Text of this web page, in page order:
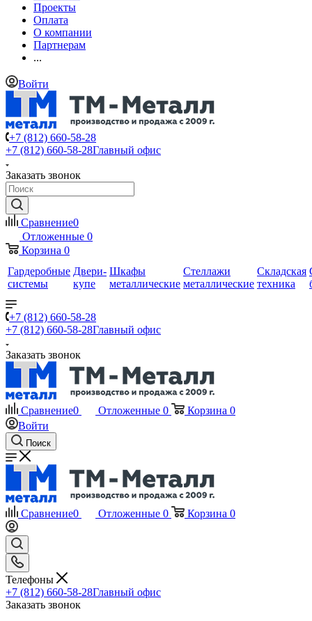
Проекты
Оплата
О компании
Партнерам
...
Войти
+7 (812) 660-58-28
+7 (812) 660-58-28Главный офис
Заказать звонок
Сравнение0
Отложенные 0
Корзина 0
Гардеробные
системы
Двери-
купе
Шкафы
металлические
Стеллажи
металлические
Складская
техника
+7 (812) 660-58-28
+7 (812) 660-58-28Главный офис
Заказать звонок
Сравнение0 Отложенные 0 Корзина 0
Войти
Поиск
Сравнение0 Отложенные 0 Корзина 0
Телефоны
+7 (812) 660-58-28Главный офис
Заказать звонок